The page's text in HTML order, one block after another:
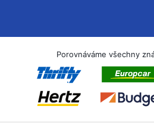
Porovnáváme všechny